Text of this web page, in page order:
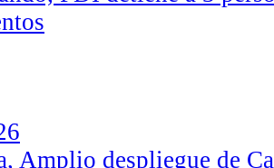
Amplio despliegue de